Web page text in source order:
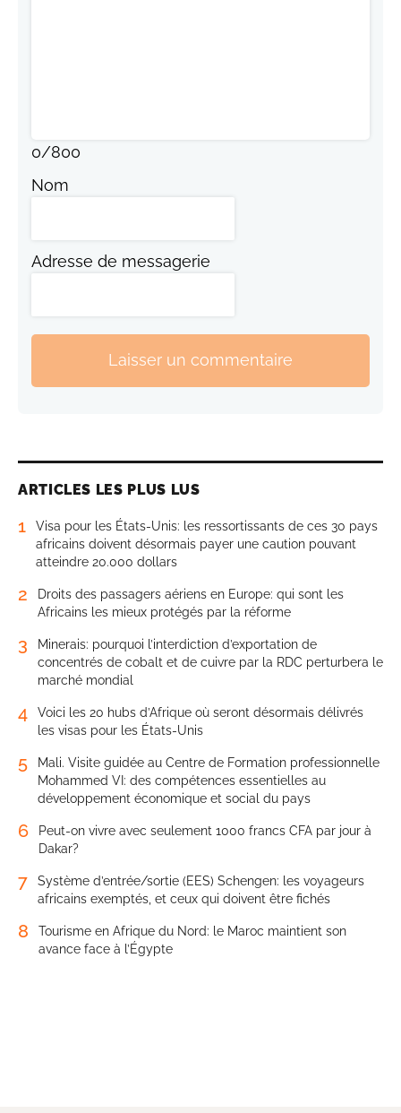
0/800
Nom
Adresse de messagerie
Laisser un commentaire
ARTICLES LES PLUS LUS
1
Visa pour les États-Unis: les ressortissants de ces 30 pays
africains doivent désormais payer une caution pouvant
atteindre 20.000 dollars
2
Droits des passagers aériens en Europe: qui sont les
Africains les mieux protégés par la réforme
3
Minerais: pourquoi l’interdiction d’exportation de
concentrés de cobalt et de cuivre par la RDC perturbera le
marché mondial
4
Voici les 20 hubs d’Afrique où seront désormais délivrés
les visas pour les États-Unis
5
Mali. Visite guidée au Centre de Formation professionnelle
Mohammed VI: des compétences essentielles au
développement économique et social du pays
6
Peut-on vivre avec seulement 1000 francs CFA par jour à
Dakar?
7
Système d’entrée/sortie (EES) Schengen: les voyageurs
africains exemptés, et ceux qui doivent être fichés
8
Tourisme en Afrique du Nord: le Maroc maintient son
avance face à l’Égypte